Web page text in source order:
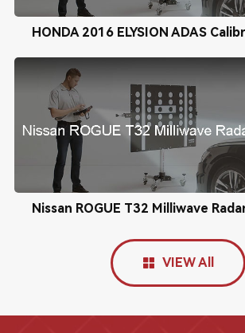
Nissan ROGUE T32 Milliwave
VIEW All